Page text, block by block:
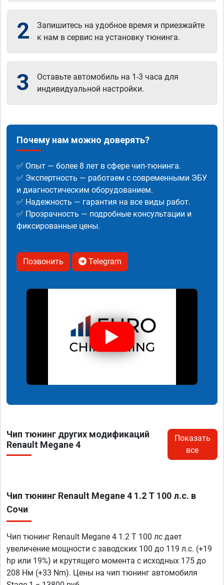
2
Запишитесь на удобное время и приезжайте
к нам в сервис на установку тюнинга.
3
Оставьте автомобиль на 1-3 часа для
индивидуальной настройки.
Почему нам можно доверять?
✅ Опыт — более 8 лет в сфере чип-тюнинга.
✅ Экспертность — работаем с современными ЭБУ
и диагностическим оборудованием.
✅ Надежность — гарантия на все виды работ.
✅ Прозрачность — подробные консультации и
фиксированные цены.
Позвонить Telegram
Чип тюнинг других модификаций
Renault Megane 4
Показать
все
Чип тюнинг Renault Megane 4 1.2 T 100 л.с. в
Сочи
Чип тюнинг Renault Megane 4 1.2 T 100 лс дает
увеличение мощности с заводских 100 до 119 л.с. (+19
hp или 19%) и крутящего момента с исходных 175 до
208 Нм (+33 Nm). Цены на чип тюнинг автомобиля